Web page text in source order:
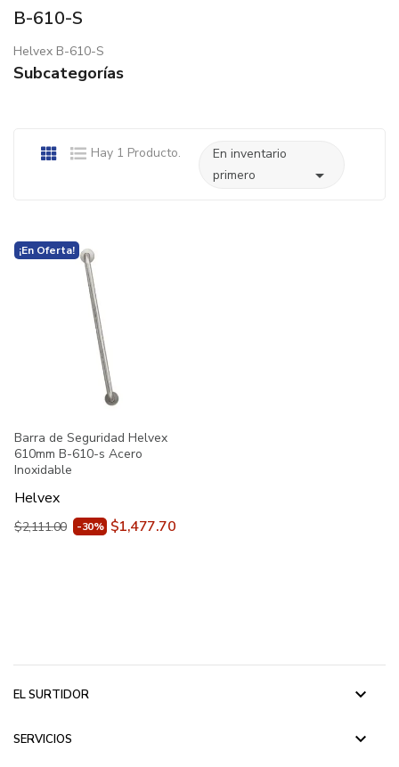
B-610-S
Helvex B-610-S
Subcategorías
Hay 1 Producto.
En inventario
primero

¡En Oferta!
Barra de Seguridad Helvex
610mm B-610-s Acero
Inoxidable
Helvex
$2,111.00 -30% $1,477.70
EL SURTIDOR keyboard_arrow_down
SERVICIOS keyboard_arrow_down